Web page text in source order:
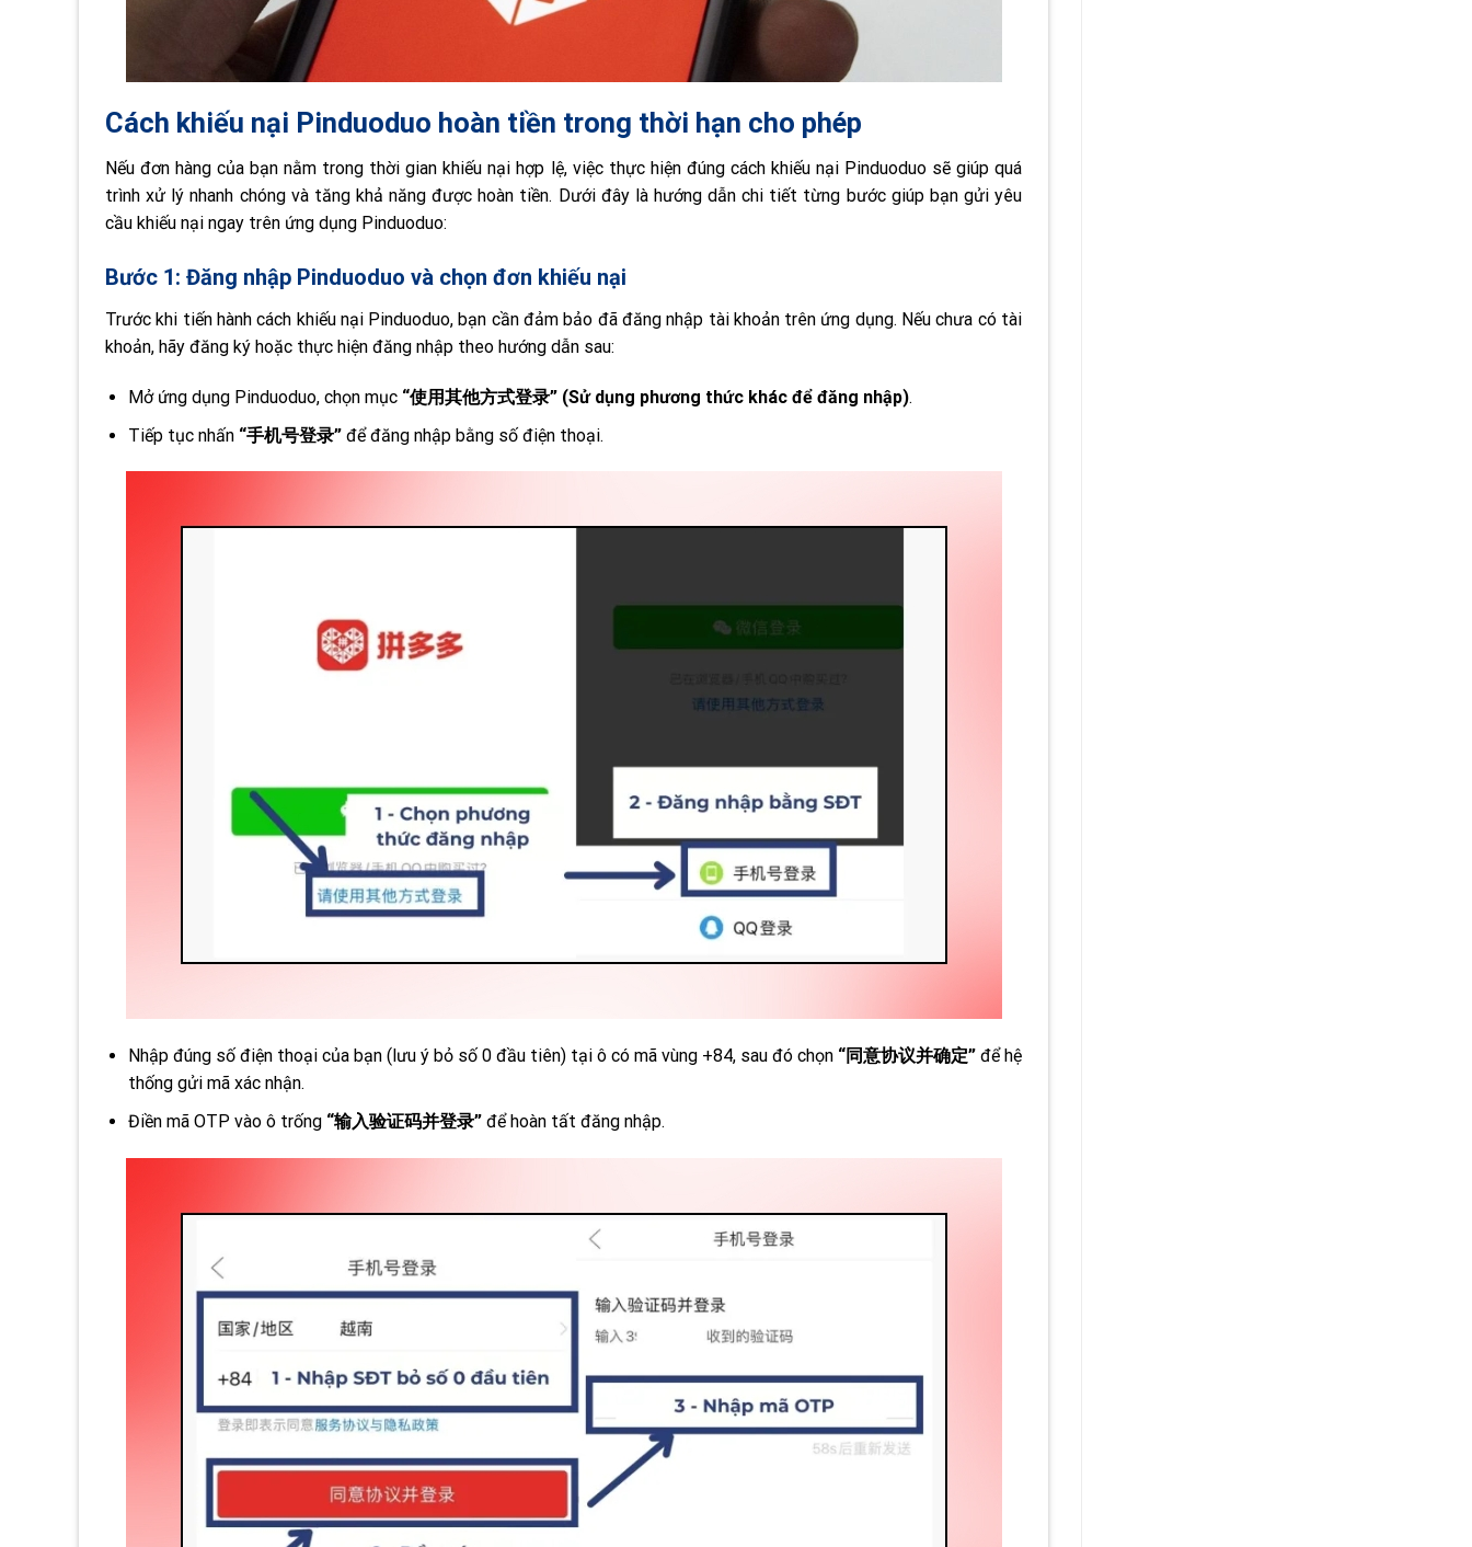
Cách khiếu nại Pinduoduo hoàn tiền trong thời hạn cho phép
Nếu đơn hàng của bạn nằm trong thời gian khiếu nại hợp lệ, việc thực hiện đúng cách khiếu nại Pinduoduo sẽ giúp quá
trình xử lý nhanh chóng và tăng khả năng được hoàn tiền. Dưới đây là hướng dẫn chi tiết từng bước giúp bạn gửi yêu
cầu khiếu nại ngay trên ứng dụng Pinduoduo:
Bước 1: Đăng nhập Pinduoduo và chọn đơn khiếu nại
Trước khi tiến hành cách khiếu nại Pinduoduo, bạn cần đảm bảo đã đăng nhập tài khoản trên ứng dụng. Nếu chưa có tài
khoản, hãy đăng ký hoặc thực hiện đăng nhập theo hướng dẫn sau:
Mở ứng dụng Pinduoduo, chọn mục“使用其他方式登录” (Sử dụng phương thức khác để đăng nhập).
Tiếp tục nhấn “手机号登录”để đăng nhập bằng số điện thoại.
Nhập đúng số điện thoại của bạn (lưu ý bỏ số 0 đầu tiên) tại ô có mã vùng +84, sau đó chọn “同意协议并确定” để hệ
thống gửi mã xác nhận.
Điền mã OTP vào ô trống “输入验证码并登录”để hoàn tất đăng nhập.